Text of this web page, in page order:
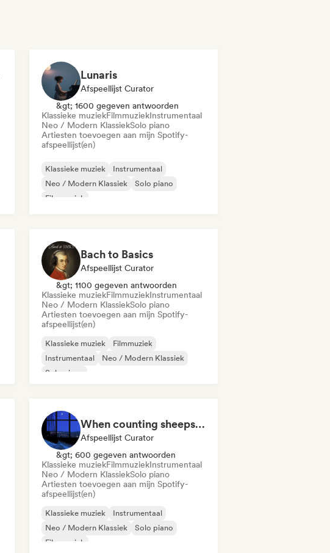
Lunaris
Afspeellijst Curator
&gt; 1600 gegeven antwoorden
Klassieke muziekFilmmuziekInstrumentaal
Neo / Modern KlassiekSolo piano
Artiesten toevoegen aan mijn Spotify-
afspeellijst(en)
Klassieke muziek
Instrumentaal
Neo / Modern Klassiek
Solo piano
Filmmuziek
Bach to Basics
Afspeellijst Curator
&gt; 1100 gegeven antwoorden
Klassieke muziekFilmmuziekInstrumentaal
Neo / Modern KlassiekSolo piano
Artiesten toevoegen aan mijn Spotify-
afspeellijst(en)
Klassieke muziek
Filmmuziek
Instrumentaal
Neo / Modern Klassiek
Solo piano
When counting sheeps fails you
Afspeellijst Curator
&gt; 600 gegeven antwoorden
Klassieke muziekFilmmuziekInstrumentaal
Neo / Modern KlassiekSolo piano
Artiesten toevoegen aan mijn Spotify-
afspeellijst(en)
Klassieke muziek
Instrumentaal
Neo / Modern Klassiek
Solo piano
Filmmuziek